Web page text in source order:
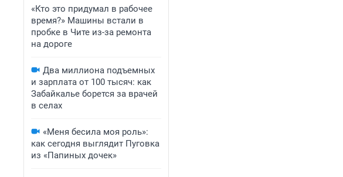
«Кто это придумал в рабочее
время?» Машины встали в
пробке в Чите из-за ремонта
на дороге
Два миллиона подъемных
и зарплата от 100 тысяч: как
Забайкалье борется за врачей
в селах
«Меня бесила моя роль»:
как сегодня выглядит Пуговка
из «Папиных дочек»